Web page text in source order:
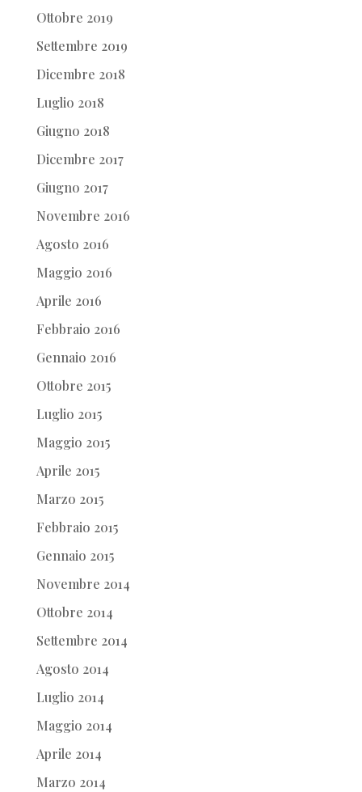
Ottobre 2019
Settembre 2019
Dicembre 2018
Luglio 2018
Giugno 2018
Dicembre 2017
Giugno 2017
Novembre 2016
Agosto 2016
Maggio 2016
Aprile 2016
Febbraio 2016
Gennaio 2016
Ottobre 2015
Luglio 2015
Maggio 2015
Aprile 2015
Marzo 2015
Febbraio 2015
Gennaio 2015
Novembre 2014
Ottobre 2014
Settembre 2014
Agosto 2014
Luglio 2014
Maggio 2014
Aprile 2014
Marzo 2014